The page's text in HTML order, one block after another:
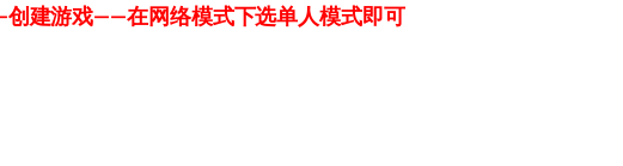
建游戏——在网络模式下选单人模式即可